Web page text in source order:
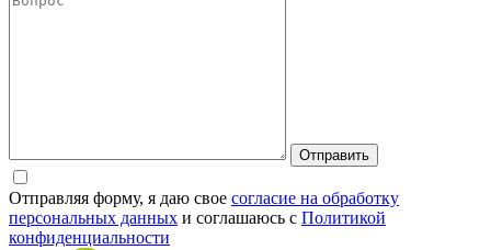
Отправляя форму, я даю свое согласие на обработку
персональных данных и соглашаюсь c Политикой
конфиденциальности